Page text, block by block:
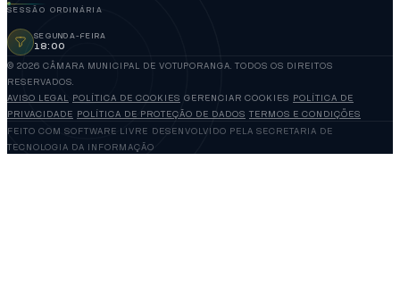
SESSÃO ORDINÁRIA
SEGUNDA-FEIRA
18:00
© 2026 CÂMARA MUNICIPAL DE VOTUPORANGA. TODOS OS DIREITOS
RESERVADOS.
AVISO LEGAL POLÍTICA DE COOKIES GERENCIAR COOKIES POLÍTICA DE
PRIVACIDADE POLÍTICA DE PROTEÇÃO DE DADOS TERMOS E CONDIÇÕES
FEITO COM SOFTWARE LIVRE DESENVOLVIDO PELA SECRETARIA DE
TECNOLOGIA DA INFORMAÇÃO